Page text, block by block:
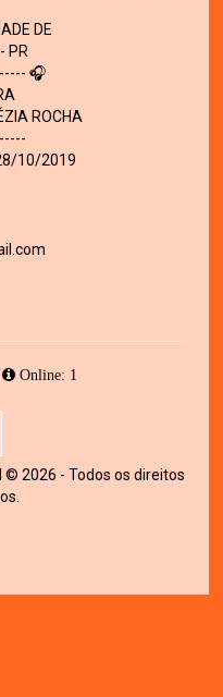
DE
PR
🎧
ROCHA
10/2019
| Online: 1
© 2026 - Todos os direitos